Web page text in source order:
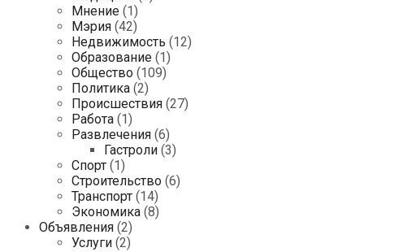
Мнение (1)
Мэрия (42)
Недвижимость (12)
Образование (1)
Общество (109)
Политика (2)
Происшествия (27)
Работа (1)
Развлечения (6)
Гастроли (3)
Спорт (1)
Строительство (6)
Транспорт (14)
Экономика (8)
Объявления (2)
Услуги (2)